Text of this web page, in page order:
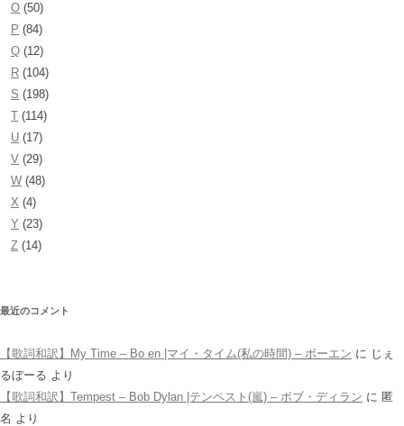
O (50)
P (84)
Q (12)
R (104)
S (198)
T (114)
U (17)
V (29)
W (48)
X (4)
Y (23)
Z (14)
最近のコメント
【歌詞和訳】My Time – Bo en |マイ・タイム(私の時間) – ボーエン に じぇ
るぼーる より
【歌詞和訳】Tempest – Bob Dylan |テンペスト(嵐) – ボブ・ディラン に 匿
名 より